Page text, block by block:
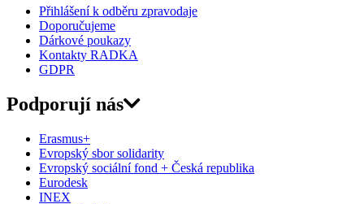
Přihlášení k odběru zpravodaje
Doporučujeme
Dárkové poukazy
Kontakty RADKA
GDPR
Podporují nás
Erasmus+
Evropský sbor solidarity
Evropský sociální fond + Česká republika
Eurodesk
INEX